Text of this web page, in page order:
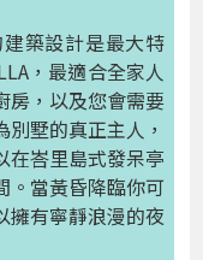
築設計是最大特
，最適合全家人
房，以及您會需要
墅的真正主人，
在峇里島式發呆亭
。當黃昏降臨你可
擁有寧靜浪漫的夜